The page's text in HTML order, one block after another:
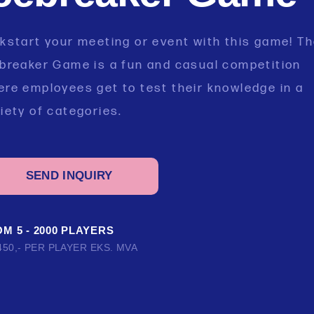
your meeting or event with this game!
Game is a fun and casual competition
employees get to test their knowledge in a
of categories.
SEND INQUIRY
5 - 2000 PLAYERS
PER PLAYER EKS. MVA